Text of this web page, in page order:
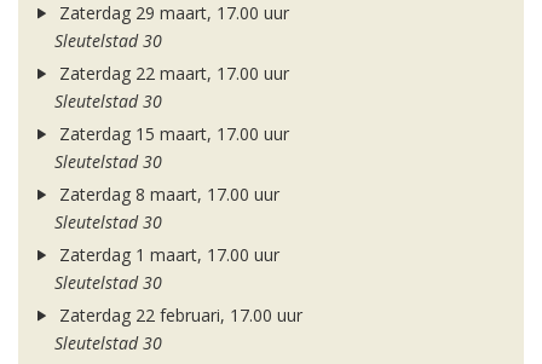
Zaterdag 29 maart, 17.00 uur
Sleutelstad 30
Zaterdag 22 maart, 17.00 uur
Sleutelstad 30
Zaterdag 15 maart, 17.00 uur
Sleutelstad 30
Zaterdag 8 maart, 17.00 uur
Sleutelstad 30
Zaterdag 1 maart, 17.00 uur
Sleutelstad 30
Zaterdag 22 februari, 17.00 uur
Sleutelstad 30